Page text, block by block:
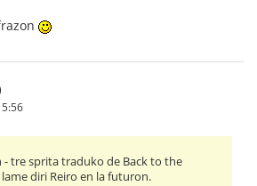
tre sprita traduko de Back to the
diri Reiro en la futuron.